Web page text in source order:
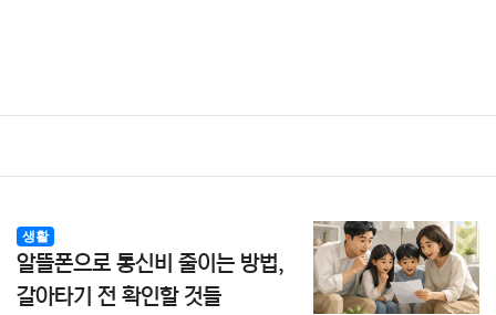
생활
알뜰폰으로 통신비 줄이는 방법,
갈아타기 전 확인할 것들